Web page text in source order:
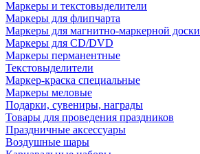
Маркеры и текстовыделители
Маркеры для флипчарта
Маркеры для магнитно-маркерной доски
Маркеры для CD/DVD
Маркеры перманентные
Текстовыделители
Маркер-краска специальные
Маркеры меловые
Подарки, сувениры, награды
Товары для проведения праздников
Праздничные аксессуары
Воздушные шары